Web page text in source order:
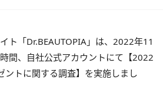
ト「Dr.BEAUTOPIA」は、2022年11
間、⾃社公式アカウントにて【2022
ントに関する調査】を実施しまし